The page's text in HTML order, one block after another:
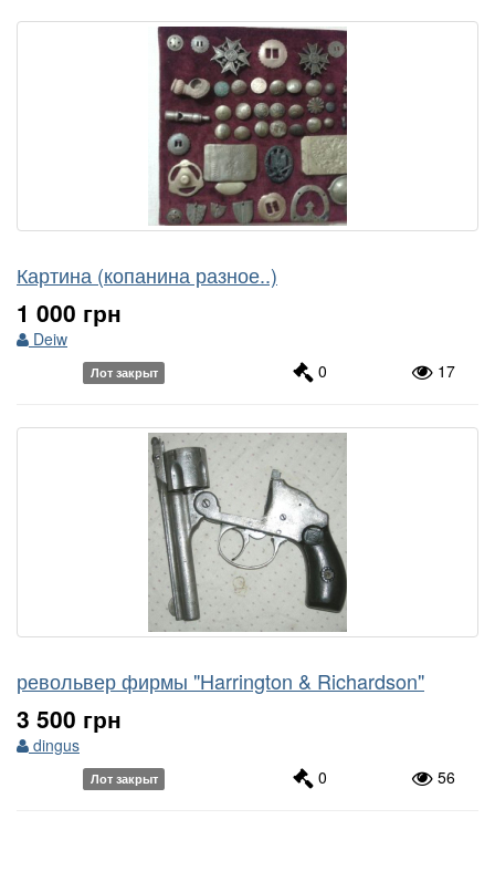
Картина (копанина разное..)
1 000 грн
Deiw
Лот закрыт 0 17
револьвер фирмы "Harrington & Richardson"
3 500 грн
dingus
Лот закрыт 0 56